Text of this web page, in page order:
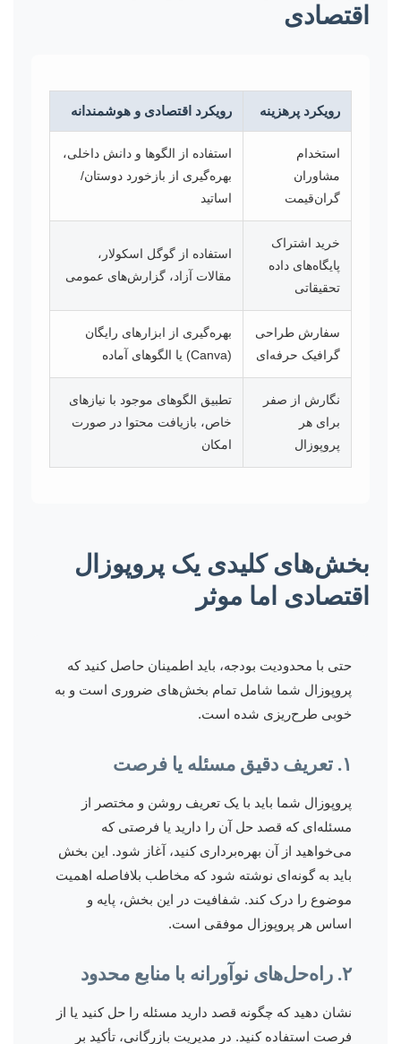
اقتصادی
رویکرد پرهزینه رویکرد اقتصادی و هوشمندانه
استخدام
مشاوران
گران‌قیمت
استفاده از الگوها و دانش داخلی،
بهره‌گیری از بازخورد دوستان/
اساتید
خرید اشتراک
پایگاه‌های داده
تحقیقاتی
استفاده از گوگل اسکولار،
مقالات آزاد، گزارش‌های عمومی
سفارش طراحی
گرافیک حرفه‌ای
بهره‌گیری از ابزارهای رایگان
(Canva) یا الگوهای آماده
نگارش از صفر
برای هر
پروپوزال
تطبیق الگوهای موجود با نیازهای
خاص، بازیافت محتوا در صورت
امکان
بخش‌های کلیدی یک پروپوزال
اقتصادی اما موثر
حتی با محدودیت بودجه، باید اطمینان حاصل کنید که
پروپوزال شما شامل تمام بخش‌های ضروری است و به
خوبی طرح‌ریزی شده است.
۱. تعریف دقیق مسئله یا فرصت
پروپوزال شما باید با یک تعریف روشن و مختصر از
مسئله‌ای که قصد حل آن را دارید یا فرصتی که
می‌خواهید از آن بهره‌برداری کنید، آغاز شود. این بخش
باید به گونه‌ای نوشته شود که مخاطب بلافاصله اهمیت
موضوع را درک کند. شفافیت در این بخش، پایه و
اساس هر پروپوزال موفقی است.
۲. راه‌حل‌های نوآورانه با منابع محدود
نشان دهید که چگونه قصد دارید مسئله را حل کنید یا از
فرصت استفاده کنید. در مدیریت بازرگانی، تأکید بر